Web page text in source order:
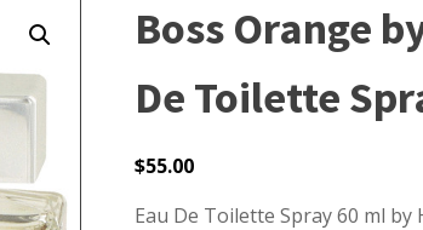
Boss Orange
De Toilette
$55.00
Eau De Toilette Spray 60 ml by